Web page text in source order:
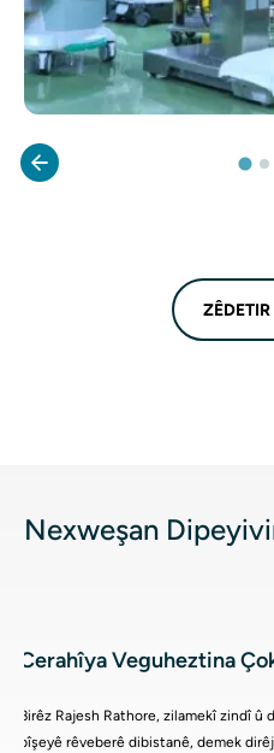
Nexweşan
Cerahîya
Birêz Rajesh Rathore,
pîşeyê rêveberê dibistanê,